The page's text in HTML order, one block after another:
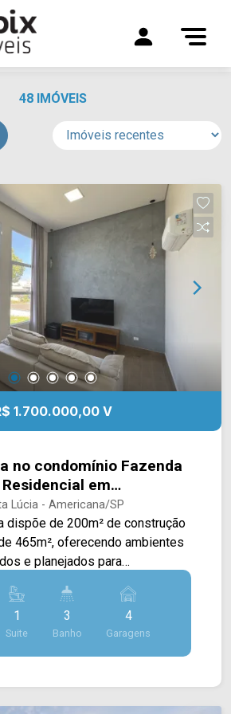
48 IMÓVEIS
1.700.000,00 V
no condomínio Fazenda
em
Lúcia - Americana/SP
dispõe de 200m² de construção
465m², oferecendo ambientes
e planejados para
privacidade e praticidade
se destaca
entre sala de estar, sala de jantar
e equipada, criando um
para o convívio e para
1
Suite
3
Banho
4
Garagens